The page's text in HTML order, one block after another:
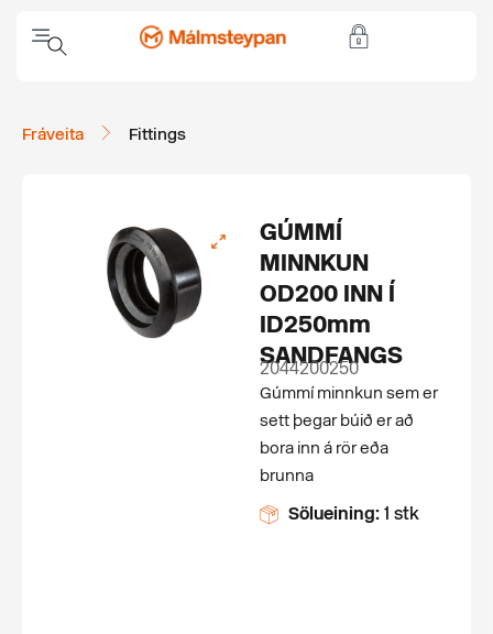
Fráveita Fittings
GÚMMÍ
MINNKUN
OD200 INN Í
ID250mm
SANDFANGS
2044200250
Gúmmí minnkun sem er
sett þegar búið er að
bora inn á rör eða
brunna
Sölueining:1 stk